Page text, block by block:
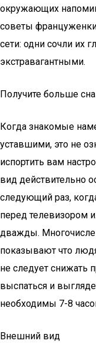
окружающих
советы
сети: одни сочли их
экстравагантными.
Получите больше сна
Когда знакомые
уставшими, это не
испортить вам
вид действительно
следующий раз,
перед телевизором
дважды.
показывают что
не следует снижать
выспаться и
необходимы 7-8
Внешний вид